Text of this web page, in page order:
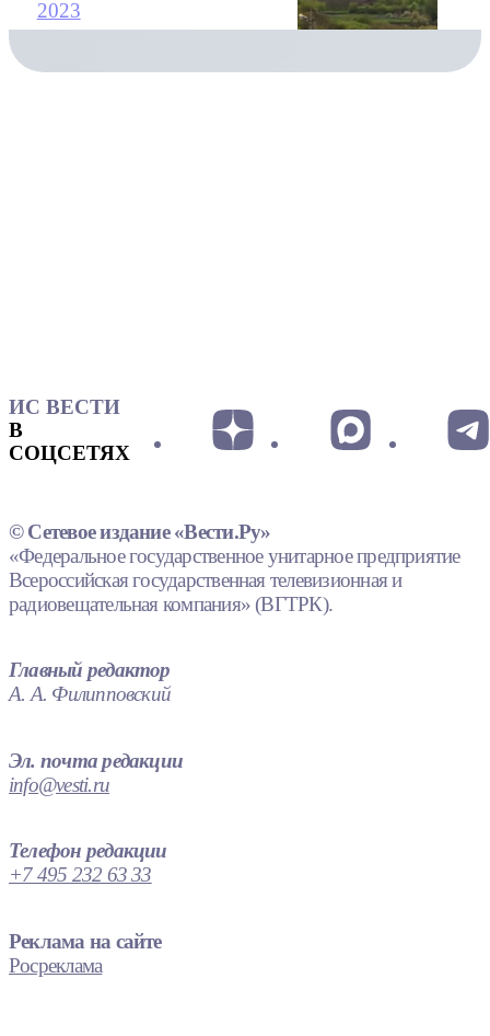
2023
ИС ВЕСТИ
В
СОЦСЕТЯХ
© Сетевое издание «Вести.Ру»
«Федеральное государственное унитарное предприятие
Всероссийская государственная телевизионная и
радиовещательная компания» (ВГТРК).
Главный редактор
А. А. Филипповский
Эл. почта редакции
info@vesti.ru
Телефон редакции
+7 495 232 63 33
Реклама на сайте
Росреклама